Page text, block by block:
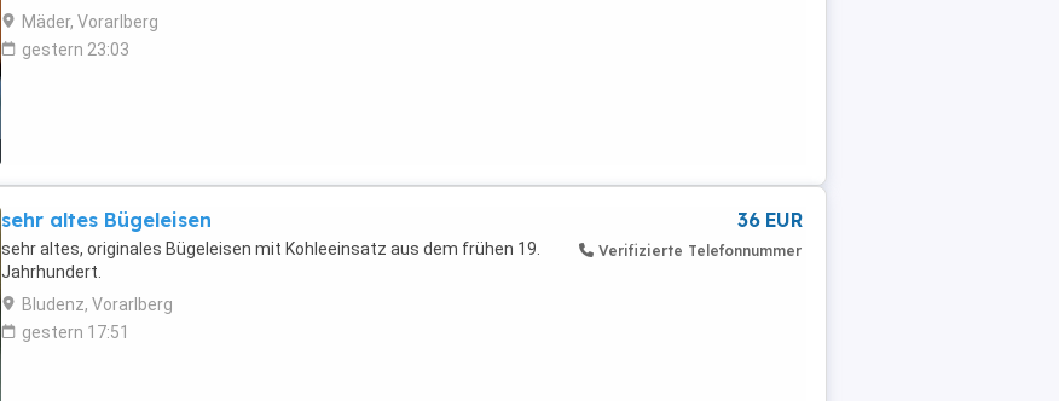
Mäder, Vorarlberg
gestern 23:03
sehr altes Bügeleisen
sehr altes, originales Bügeleisen mit Kohleeinsatz aus dem frühen 19.
Jahrhundert.
Bludenz, Vorarlberg
gestern 17:51
36 EUR
Verifizierte Telefonnummer